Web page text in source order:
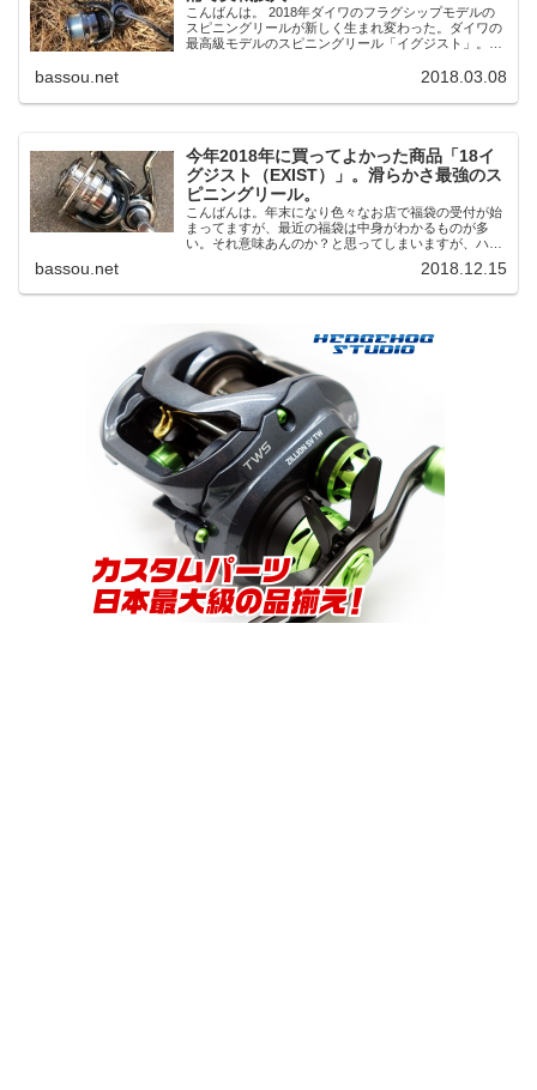
こんばんは。 2018年ダイワのフラグシップモデルの
スピニングリールが新しく生まれ変わった。ダイワの
最高級モデルのスピニングリール「イグジスト」。発
霞ヶ浦で買ったばかりのダイワ18イグジストを...
bassou.net 2018.03.08
今年2018年に買ってよかった商品「18イ
グジスト（EXIST）」。滑らかさ最強のス
ピニングリール。
こんばんは。年末になり色々なお店で福袋の受付が始
まってますが、最近の福袋は中身がわかるものが多
い。それ意味あんのか？と思ってしまいますが、ハズ
きる。ハズレた時にクレームがあると困るのだろう
bassou.net 2018.12.15